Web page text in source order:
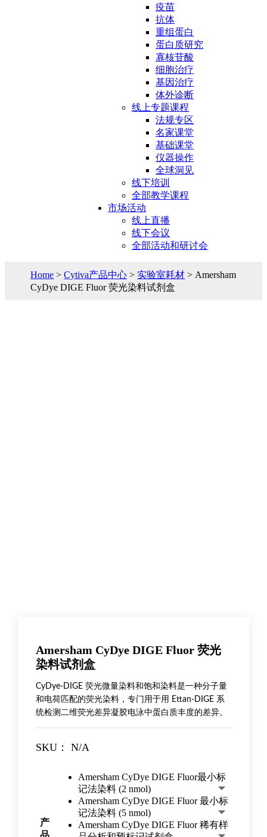
疫苗
抗体
重组蛋白
蛋白质研究
寡核苷酸
细胞治疗
基因治疗
体外诊断
线上专题课程
法规专区
名家课堂
基础课堂
仪器操作
全球洞见
线下培训
全部教学课程
市场活动
线上直播
线下会议
全部活动和研讨会
Home >Cytiva产品中心 > 实验室耗材 > Amersham
CyDye DIGE Fluor 荧光染料试剂盒
Amersham CyDye DIGE Fluor 荧光
染料试剂盒
CyDye-DIGE 荧光微量染料和饱和染料是一种分子量
和电荷匹配的荧光染料，专门用于用 Ettan-DIGE 系
统检测二维荧光差异凝胶电泳中蛋白质丰度的差异。
SKU： N/A
产
Amersham CyDye DIGE Fluor最小标
记法染料 (2 nmol)
Amersham CyDye DIGE Fluor 最小标
记法染料 (5 nmol)
Amersham CyDye DIGE Fluor 稀有样